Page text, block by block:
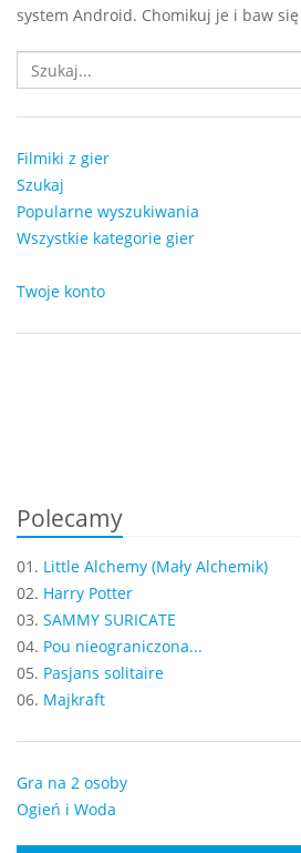
system Android. Chomikuj je i baw
Filmiki z gier
Szukaj
Popularne wyszukiwania
Wszystkie kategorie gier
Twoje konto
Polecamy
01. Little Alchemy (Mały Alchemik)
02. Harry Potter
03. SAMMY SURICATE
04. Pou nieograniczona...
05. Pasjans solitaire
06. Majkraft
Gra na 2 osoby
Ogień i Woda